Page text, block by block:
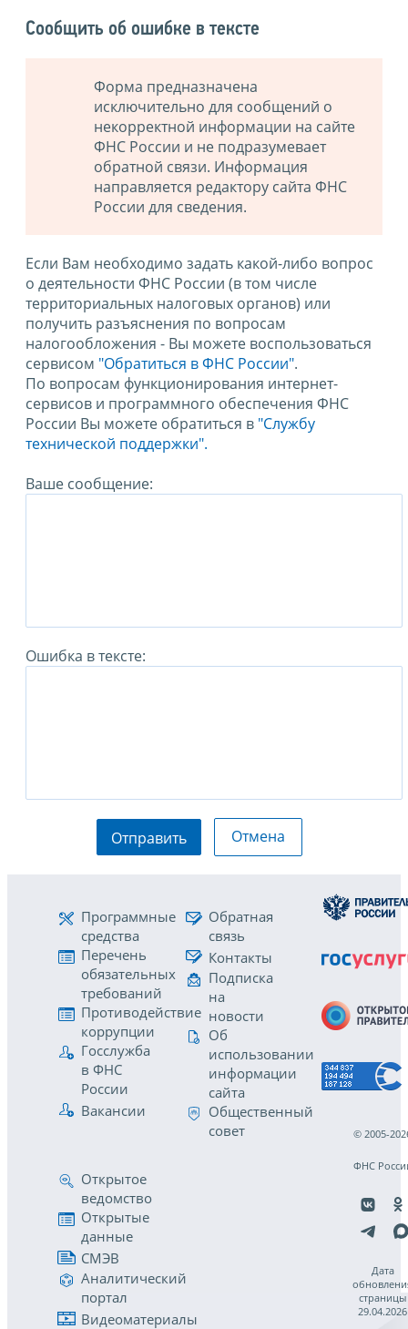
Сообщить об ошибке в тексте
Форма предназначена
исключительно для сообщений о
некорректной информации на сайте
ФНС России и не подразумевает
обратной связи. Информация
направляется редактору сайта ФНС
России для сведения.
Если Вам необходимо задать какой-либо вопрос
о деятельности ФНС России (в том числе
территориальных налоговых органов) или
получить разъяснения по вопросам
налогообложения - Вы можете воспользоваться
сервисом "Обратиться в ФНС России".
По вопросам функционирования интернет-
сервисов и программного обеспечения ФНС
России Вы можете обратиться в "Службу
технической поддержки".
Ваше сообщение:
Ошибка в тексте:
Отправить Отмена
Программные
средства
Перечень
обязательных
требований
Противодействие
коррупции
Госслужба
в ФНС
России
Вакансии
Обратная
связь
Контакты
Подписка
на
новости
Об
использовании
информации
сайта
Общественный
совет
Открытое
ведомство
Открытые
данные
СМЭВ
Аналитический
портал
Видеоматериалы
© 2005-
ФНС
Дата
страницы
29.04.2026